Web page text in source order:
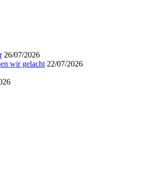
26/07/2026
wir gelacht 22/07/2026